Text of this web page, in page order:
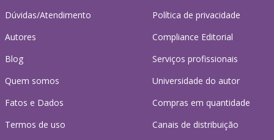
Dúvidas/Atendimento
Autores
Blog
Quem somos
Fatos e Dados
Termos de uso
Política de privacidade
Compliance Editorial
Serviços profissionais
Universidade do autor
Compras em quantidade
Canais de distribuição